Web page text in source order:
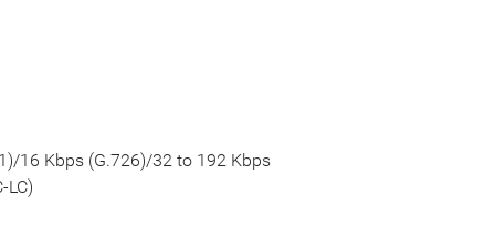
16 Kbps (G.726)/32 to 192 Kbps
LC)